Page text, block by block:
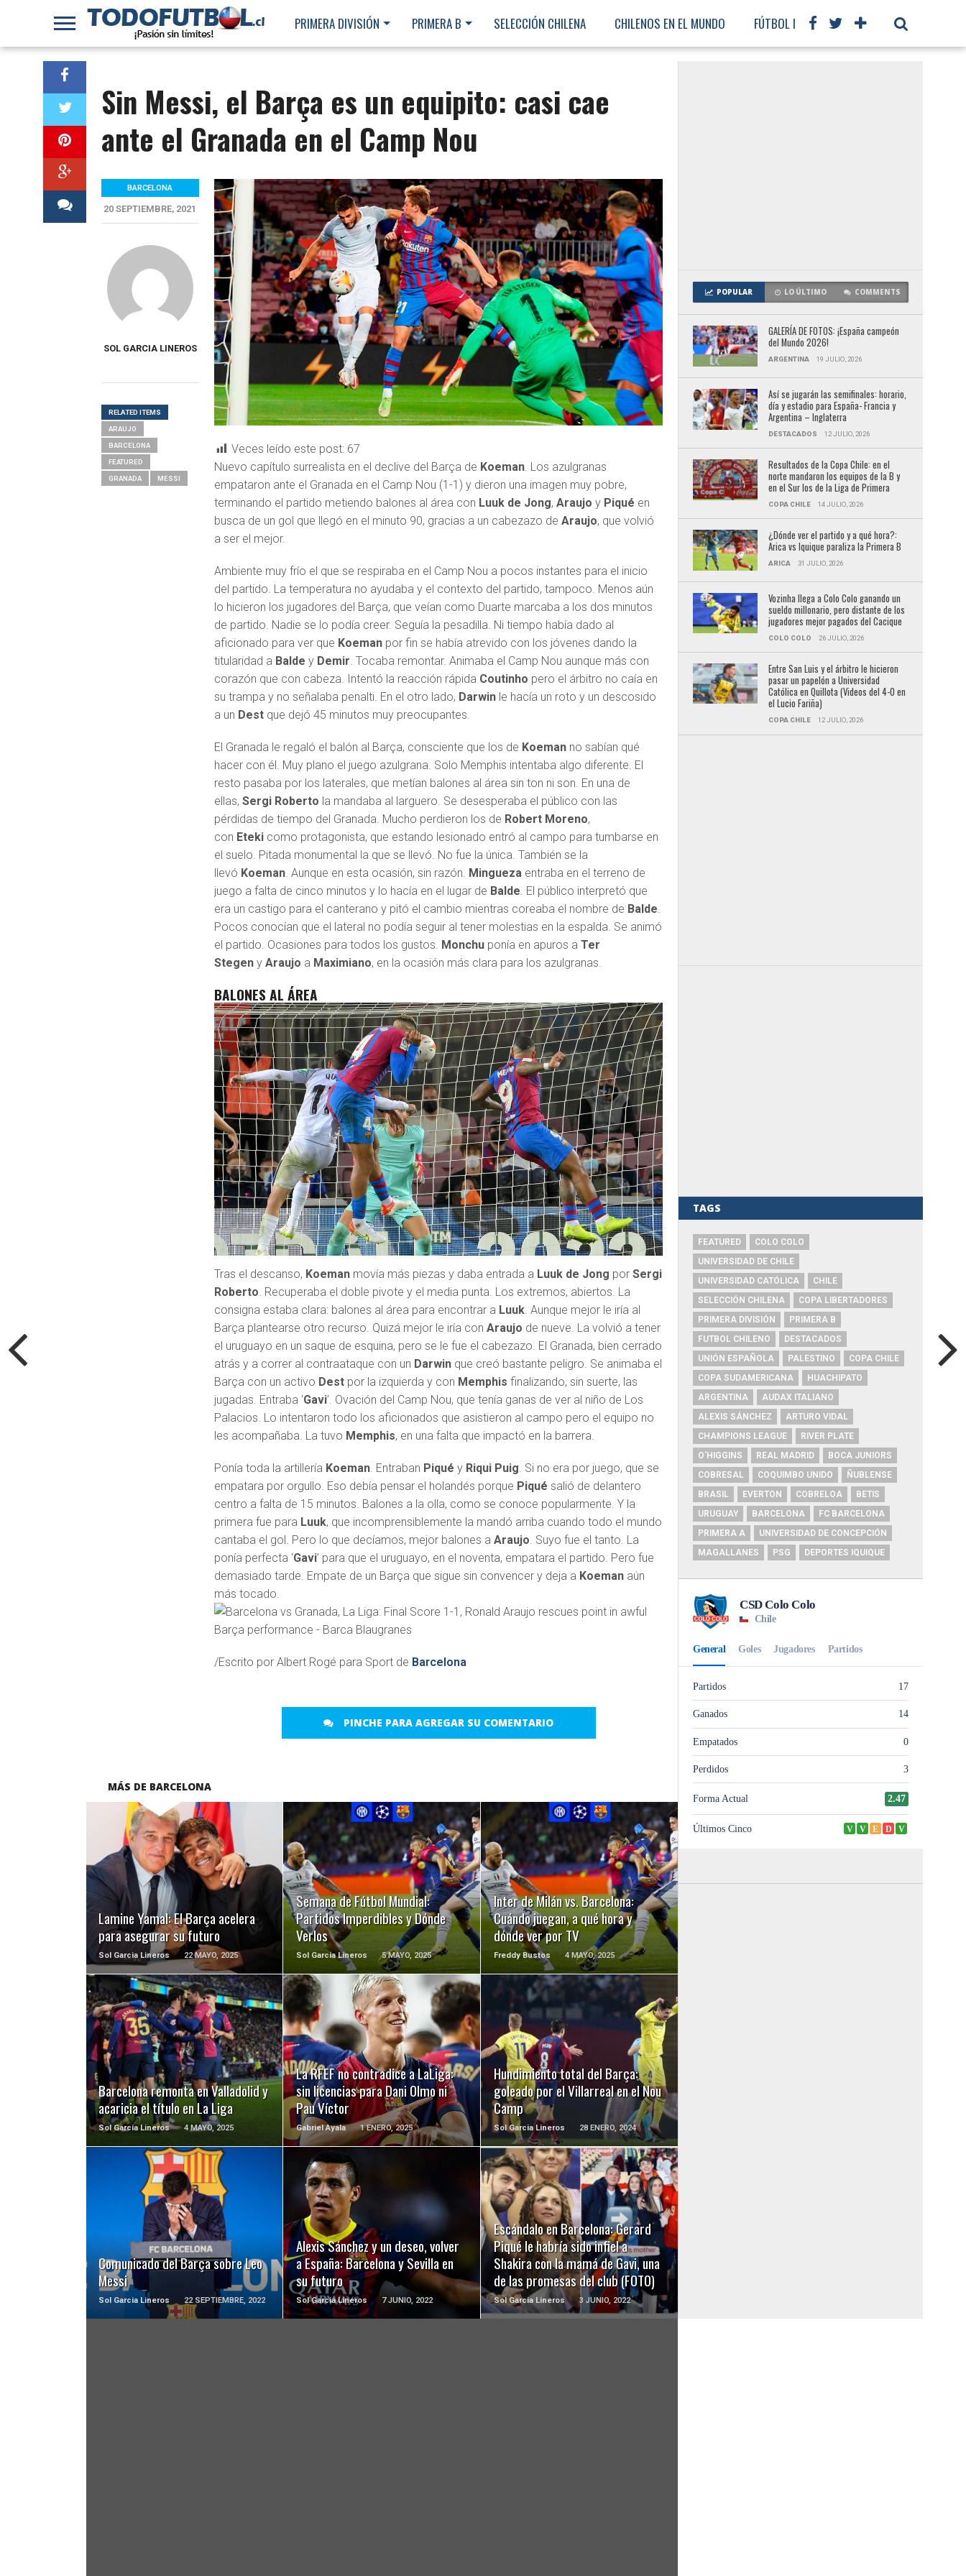
PRIMERA DIVISIÓN PRIMERA B SELECCIÓN CHILENA CHILENOS EN EL MUNDO FÚTBOL INTERNACIONAL
Sin Messi, el Barça es un equipito: casi cae
ante el Granada en el Camp Nou
Veces leído este post: 67
Nuevo capítulo surrealista en el declive del Barça de Koeman. Los azulgranas
empataron ante el Granada en el Camp Nou (1-1) y dieron una imagen muy pobre,
terminando el partido metiendo balones al área con Luuk de Jong,Araujoy Piqué en
busca de un gol que llegó en el minuto 90, gracias a un cabezazo deAraujo, que volvió
a ser el mejor.
Ambiente muy frío el que se respiraba en el Camp Nou a pocos instantes para el inicio
del partido. La temperatura no ayudaba y el contexto del partido, tampoco. Menos aún
lo hicieron los jugadores del Barça, que veían como Duarte marcaba a los dos minutos
de partido. Nadie se lo podía creer. Seguía la pesadilla. Ni tiempo había dado al
aficionado para ver que Koeman por fin se había atrevido con los jóvenes dando la
titularidad a Baldey Demir. Tocaba remontar. Animaba el Camp Nou aunque más con
corazón que con cabeza. Intentó la reacción rápida Coutinho pero el árbitro no caía en
su trampa y no señalaba penalti. En el otro lado, Darwin le hacía un roto y un descosido
a un Dest que dejó 45 minutos muy preocupantes.
El Granada le regaló el balón al Barça, consciente que los de Koeman no sabían qué
hacer con él. Muy plano el juego azulgrana. Solo Memphis intentaba algo diferente. El
resto pasaba por los laterales, que metían balones al área sin ton ni son. En una de
ellas,Sergi Roberto la mandaba al larguero. Se desesperaba el público con las
pérdidas de tiempo del Granada. Mucho perdieron los de Robert Moreno,
con Eteki como protagonista, que estando lesionado entró al campo para tumbarse en
el suelo. Pitada monumental la que se llevó. No fue la única. También se la
llevó Koeman. Aunque en esta ocasión, sin razón. Mingueza entraba en el terreno de
juego a falta de cinco minutos y lo hacía en el lugar de Balde. El público interpretó que
era un castigo para el canterano y pitó el cambio mientras coreaba el nombre de Balde.
Pocos conocían que el lateral no podía seguir al tener molestias en la espalda. Se animó
el partido. Ocasiones para todos los gustos. Monchu ponía en apuros aTer
Stegen yAraujo a Maximiano, en la ocasión más clara para los azulgranas.
BALONES AL ÁREA
Tras el descanso, Koeman movía más piezas y daba entrada a Luuk de Jong porSergi
Roberto . Recuperaba el doble pivote y el media punta. Los extremos, abiertos. La
consigna estaba clara: balones al área para encontrar a Luuk . Aunque mejor le iría al
Barça plantearse otro recurso. Quizá mejor le iría conAraujo de nueve. La volvió a tener
el uruguayo en un saque de esquina, pero se le fue el cabezazo. El Granada, bien cerrado
atrás y a correr al contraataque con un Darwin que creó bastante peligro. Se animaba el
Barça con un activo Dest por la izquierda y con Memphisfinalizando, sin suerte, las
jugadas. Entraba ‘Gavi’. Ovación del Camp Nou, que tenía ganas de ver al niño de Los
Palacios. Lo intentaron todo los aficionados que asistieron al campo pero el equipo no
les acompañaba. La tuvo Memphis, en una falta que impactó en la barrera.
Ponía toda la artillería Koeman . Entraban Piquéy Riqui Puig . Si no era por juego, que se
empatara por orgullo. Eso debía pensar el holandés porque Piqué salió de delantero
centro a falta de 15 minutos. Balones a la olla, como se conoce popularmente. Y la
primera fue para Luuk, que incomprensiblemente la mandó arriba cuando todo el mundo
cantaba el gol. Pero lo que decíamos, mejor balones aAraujo . Suyo fue el tanto. La
ponía perfecta ‘Gavi’ para que el uruguayo, en el noventa, empatara el partido. Pero fue
demasiado tarde. Empate de un Barça que sigue sin convencer y deja a Koeman aún
más tocado.
/Escrito por Albert Rogé para Sport de Barcelona
PINCHE PARA AGREGAR SU COMENTARIO
BARCELONA
20 SEPTIEMBRE, 2021
SOL GARCIA LINEROS
RELATED ITEMS
ARAUJO
BARCELONA
FEATURED
GRANADA MESSI
MÁS DE BARCELONA
Lamine Yamal: El Barça acelera
para asegurar su futuro
Sol Garcia Lineros 22 MAYO, 2025
LEER MÁS
Semana de Fútbol Mundial:
Partidos Imperdibles y Dónde
Verlos
Sol Garcia Lineros 5 MAYO, 2025
LEER MÁS
Inter de Milán vs. Barcelona:
Cuándo juegan, a qué hora y
dónde ver por TV
Freddy Bustos 4 MAYO, 2025
LEER MÁS
Barcelona remonta en Valladolid y
acaricia el título en La Liga
Sol Garcia Lineros 4 MAYO, 2025
LEER MÁS
La RFEF no contradice a LaLiga:
sin licencias para Dani Olmo ni
Pau Víctor
Gabriel Ayala 1 ENERO, 2025
LEER MÁS
Hundimiento total del Barça:
goleado por el Villarreal en el Nou
Camp
Sol Garcia Lineros 28 ENERO, 2024
LEER MÁS
Comunicado del Barça sobre Leo
Messi
Sol Garcia Lineros 22 SEPTIEMBRE, 2022
LEER MÁS
Alexis Sánchez y un deseo, volver
a España: Barcelona y Sevilla en
su futuro
Sol Garcia Lineros 7 JUNIO, 2022
LEER MÁS
Escándalo en Barcelona: Gerard
Piqué le habría sido infiel a
Shakira con la mamá de Gavi, una
de las promesas del club (FOTO)
Sol Garcia Lineros 3 JUNIO, 2022
LEER MÁS
POPULAR LO ÚLTIMO COMMENTS
GALERÍA DE FOTOS: ¡España campeón
del Mundo 2026!
ARGENTINA 19 JULIO, 2026
Así se jugarán las semifinales: horario,
día y estadio para España- Francia y
Argentina – Inglaterra
DESTACADOS 12 JULIO, 2026
Resultados de la Copa Chile: en el
norte mandaron los equipos de la B y
en el Sur los de la Liga de Primera
COPA CHILE 14 JULIO, 2026
¿Dónde ver el partido y a qué hora?:
Arica vs Iquique paraliza la Primera B
ARICA 31 JULIO, 2026
Vozinha llega a Colo Colo ganando un
sueldo millonario, pero distante de los
jugadores mejor pagados del Cacique
COLO COLO 26 JULIO, 2026
Entre San Luis y el árbitro le hicieron
pasar un papelón a Universidad
Católica en Quillota (Videos del 4-0 en
el Lucio Fariña)
COPA CHILE 12 JULIO, 2026
TAGS
FEATURED
COLO COLO
UNIVERSIDAD DE CHILE
UNIVERSIDAD CATÓLICA
CHILE
SELECCIÓN CHILENA
COPA LIBERTADORES
PRIMERA DIVISIÓN
PRIMERA B
FUTBOL CHILENO
DESTACADOS
UNIÓN ESPAÑOLA
PALESTINO
COPA CHILE
COPA SUDAMERICANA
HUACHIPATO
ARGENTINA
AUDAX ITALIANO
ALEXIS SÁNCHEZ
ARTURO VIDAL
CHAMPIONS LEAGUE
RIVER PLATE
O'HIGGINS
REAL MADRID
BOCA JUNIORS
COBRESAL
COQUIMBO UNIDO
ÑUBLENSE
BRASIL
EVERTON COBRELOA
BETIS
URUGUAY
BARCELONA
FC BARCELONA
PRIMERA A
UNIVERSIDAD DE CONCEPCIÓN
MAGALLANES
PSG DEPORTES IQUIQUE